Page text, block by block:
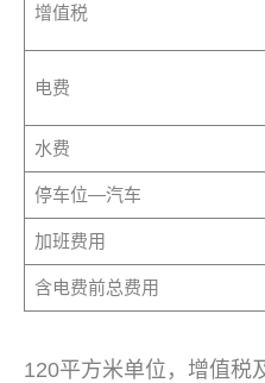
增值税
电费
水费
停车位—汽车
加班费用
含电费前总费用
120平方米单位，增值税